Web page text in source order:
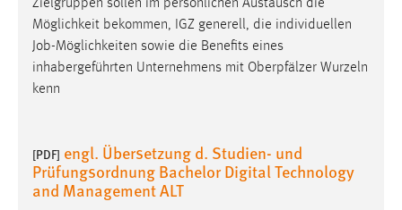
Zielgruppen sollen im persönlichen Austausch die
Möglichkeit bekommen, IGZ generell, die individuellen
Job-Möglichkeiten sowie die Benefits eines
inhabergeführten Unternehmens mit Oberpfälzer Wurzeln
kenn
[PDF] engl. Übersetzung d. Studien- und
Prüfungsordnung Bachelor Digital Technology
and Management ALT
Performance
Zweck:
Für performante Seitenauslieferung wird in diesem Cookie
gespeichert, ob man eingeloggt ist.